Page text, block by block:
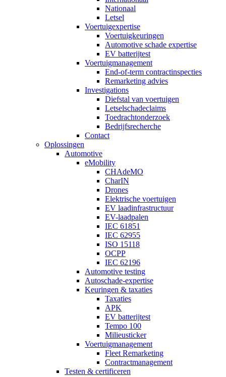
Nationaal
Letsel
Voertuigexpertise
Voertuigkeuringen
Automotive schade expertise
EV batterijtest
Voertuigmanagement
End-of-term contractinspecties
Remarketing advies
Investigations
Diefstal van voertuigen
Letselschadeclaims
Toedrachtonderzoek
Bedrijfsrecherche
Contact
Oplossingen
Automotive
eMobility
CHAdeMO
CharIN
Drones
Elektrische voertuigen
EV laadinfrastructuur
EV-laadpalen
IEC 61851
IEC 62955
ISO 15118
OCPP
IEC 62196
Automotive testing
Autoschade-expertise
Keuringen & taxaties
Taxaties
APK
EV batterijtest
Tempo 100
Milieusticker
Voertuigmanagement
Fleet Remarketing
Contractmanagement
Testen & certificeren